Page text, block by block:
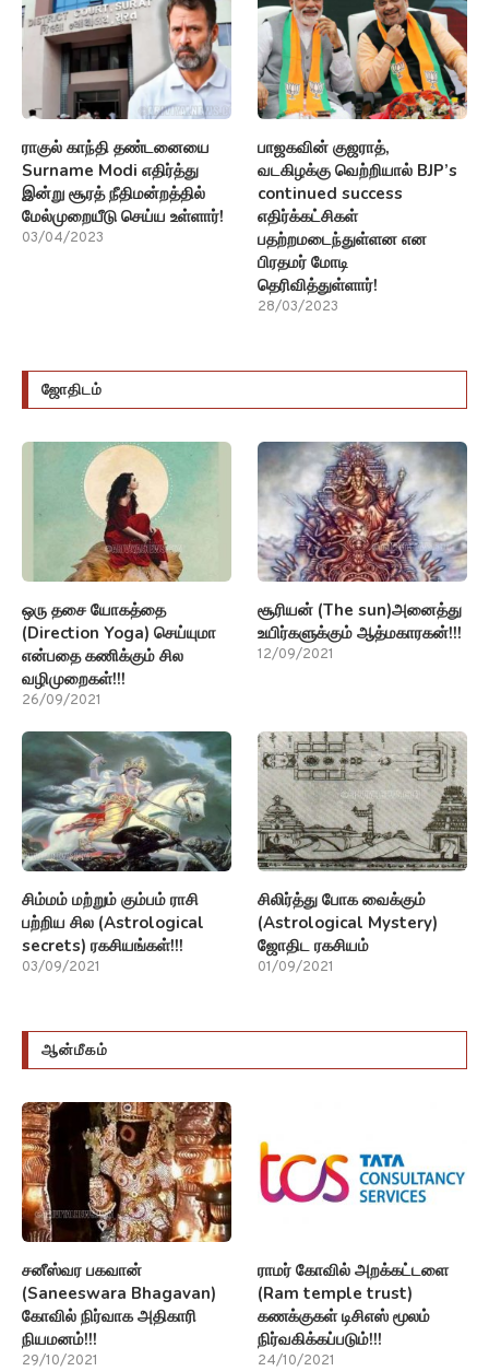
ராகுல் காந்தி தண்டனையை
Surname Modi எதிர்த்து
இன்று சூரத் நீதிமன்றத்தில்
மேல்முறையீடு செய்ய உள்ளார்!
03/04/2023
பாஜகவின் குஜராத்,
வடகிழக்கு வெற்றியால் BJP’s
continued success
எதிர்க்கட்சிகள்
பதற்றமடைந்துள்ளன என
பிரதமர் மோடி
தெரிவித்துள்ளார்!
28/03/2023
ஜோதிடம்
ஒரு தசை யோகத்தை
(Direction Yoga) செய்யுமா
என்பதை கணிக்கும் சில
வழிமுறைகள்!!!
26/09/2021
சூரியன் (The sun)அனைத்து
உயிர்களுக்கும் ஆத்மகாரகன்!!!
12/09/2021
சிம்மம் மற்றும் கும்பம் ராசி
பற்றிய சில (Astrological
secrets) ரகசியங்கள்!!!
03/09/2021
சிலிர்த்து போக வைக்கும்
(Astrological Mystery)
ஜோதிட ரகசியம்
01/09/2021
ஆன்மீகம்
சனீஸ்வர பகவான்
(Saneeswara Bhagavan)
கோவில் நிர்வாக அதிகாரி
நியமனம்!!!
29/10/2021
ராமர் கோவில் அறக்கட்டளை
(Ram temple trust)
கணக்குகள் டிசிஎஸ் மூலம்
நிர்வகிக்கப்படும்!!!
24/10/2021